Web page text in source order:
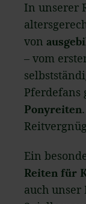
In unserer
von
– vom
Pferdefans
Ponyreiten
Ein
Reiten für
auch unser